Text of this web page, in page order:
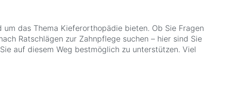
das Thema Kieferorthopädie bieten. Ob Sie Fragen
Ratschlägen zur Zahnpflege suchen – hier sind Sie
auf diesem Weg bestmöglich zu unterstützen. Viel